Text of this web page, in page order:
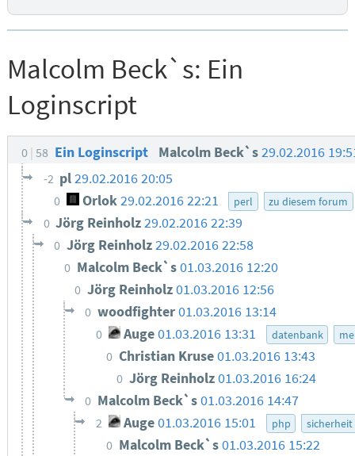
Malcolm Beck`s: Ein
Loginscript
0 58 Ein Loginscript Malcolm Beck`s29.02.2016
-2 pl29.02.2016 20:05
0 Orlok 29.02.2016 22:21 perl zu diesem forum
0 Jörg Reinholz29.02.2016 22:39
0 Jörg Reinholz29.02.2016 22:58
0 Malcolm Beck`s01.03.2016 12:20
0 Jörg Reinholz01.03.2016 12:56
0 woodfighter01.03.2016 13:14
0 Auge01.03.2016 13:31 datenbank
0 Christian Kruse01.03.2016 13:43
0 Jörg Reinholz01.03.2016 16:24
0 Malcolm Beck`s01.03.2016 14:47
2 Auge01.03.2016 15:01 php sicherheit
0 Malcolm Beck`s01.03.2016 15:22